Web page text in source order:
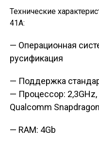
Технические
41A:
— Операционная
русификация
— Поддержка
— Процессор:
Qualcomm
— RAM: 4Gb